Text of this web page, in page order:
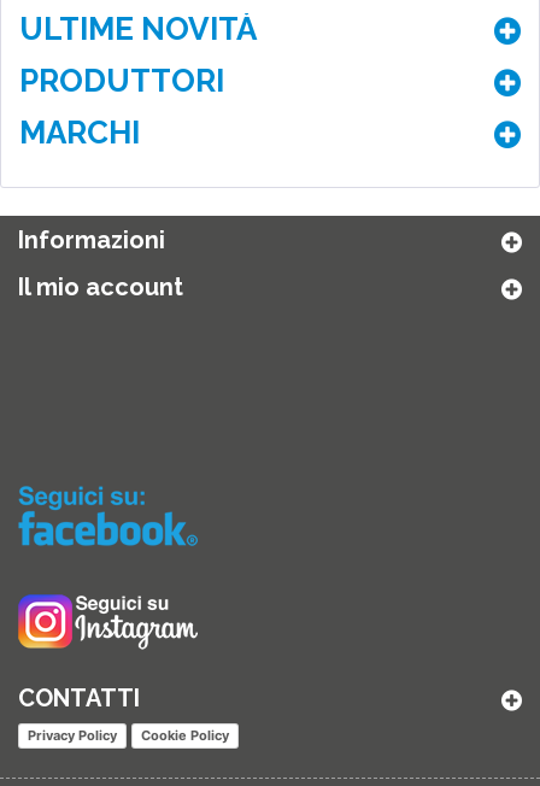
ULTIME NOVITÀ
PRODUTTORI
MARCHI
Informazioni
Il mio account
CONTATTI
Privacy Policy Cookie Policy